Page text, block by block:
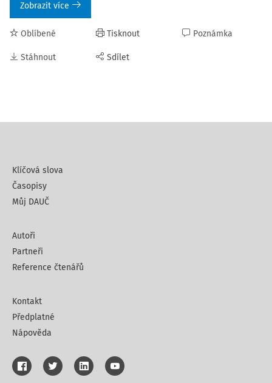
Zobrazit více
Oblíbené
Stáhnout
Tisknout
Sdílet
Poznámka
Klíčová slova
Časopisy
Můj DAUČ
Autoři
Partneři
Reference čtenářů
Kontakt
Předplatné
Nápověda